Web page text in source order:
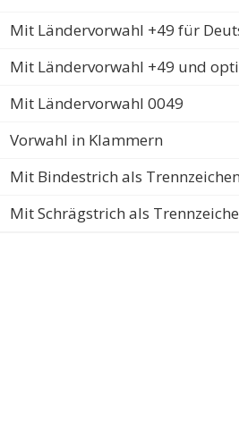
Mit Ländervorwahl +49 für
Mit Ländervorwahl +49 und
Mit Ländervorwahl 0049
Vorwahl in Klammern
Mit Bindestrich als
Mit Schrägstrich als